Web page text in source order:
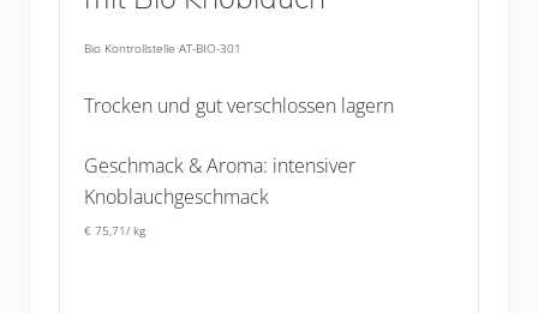
Bio Kontrollstelle AT-BIO-301
Trocken und gut verschlossen lagern
Geschmack & Aroma: intensiver
Knoblauchgeschmack
€ 75,71/ kg